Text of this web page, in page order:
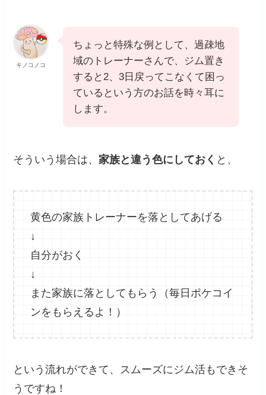
キノコノコ
ちょっと特殊な例として、過疎地
域のトレーナーさんで、ジム置き
すると2、3日戻ってこなくて困っ
ているという方のお話を時々耳に
します。
そういう場合は、家族と違う色にしておく と、
黄色の家族トレーナーを落としてあげる
↓
自分がおく
↓
また家族に落としてもらう（毎日ポケコイ
ンをもらえるよ！）
という流れができて、スムーズにジム活もできそ
うですね！